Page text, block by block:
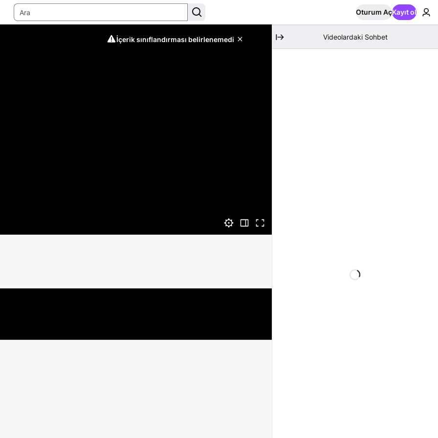
Oturum AçKayıt ol
İçerik sınıflandırması belirlenemedi Videolardaki Sohbet